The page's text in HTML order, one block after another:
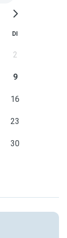
DI
2
9
16
23
30